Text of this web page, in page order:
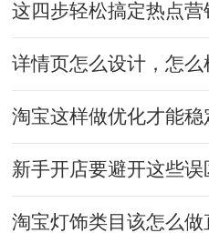
这四步轻松搞定热点营
详情页怎么设计，怎
淘宝这样做优化才能稳
新手开店要避开这些误
淘宝灯饰类目该怎么做